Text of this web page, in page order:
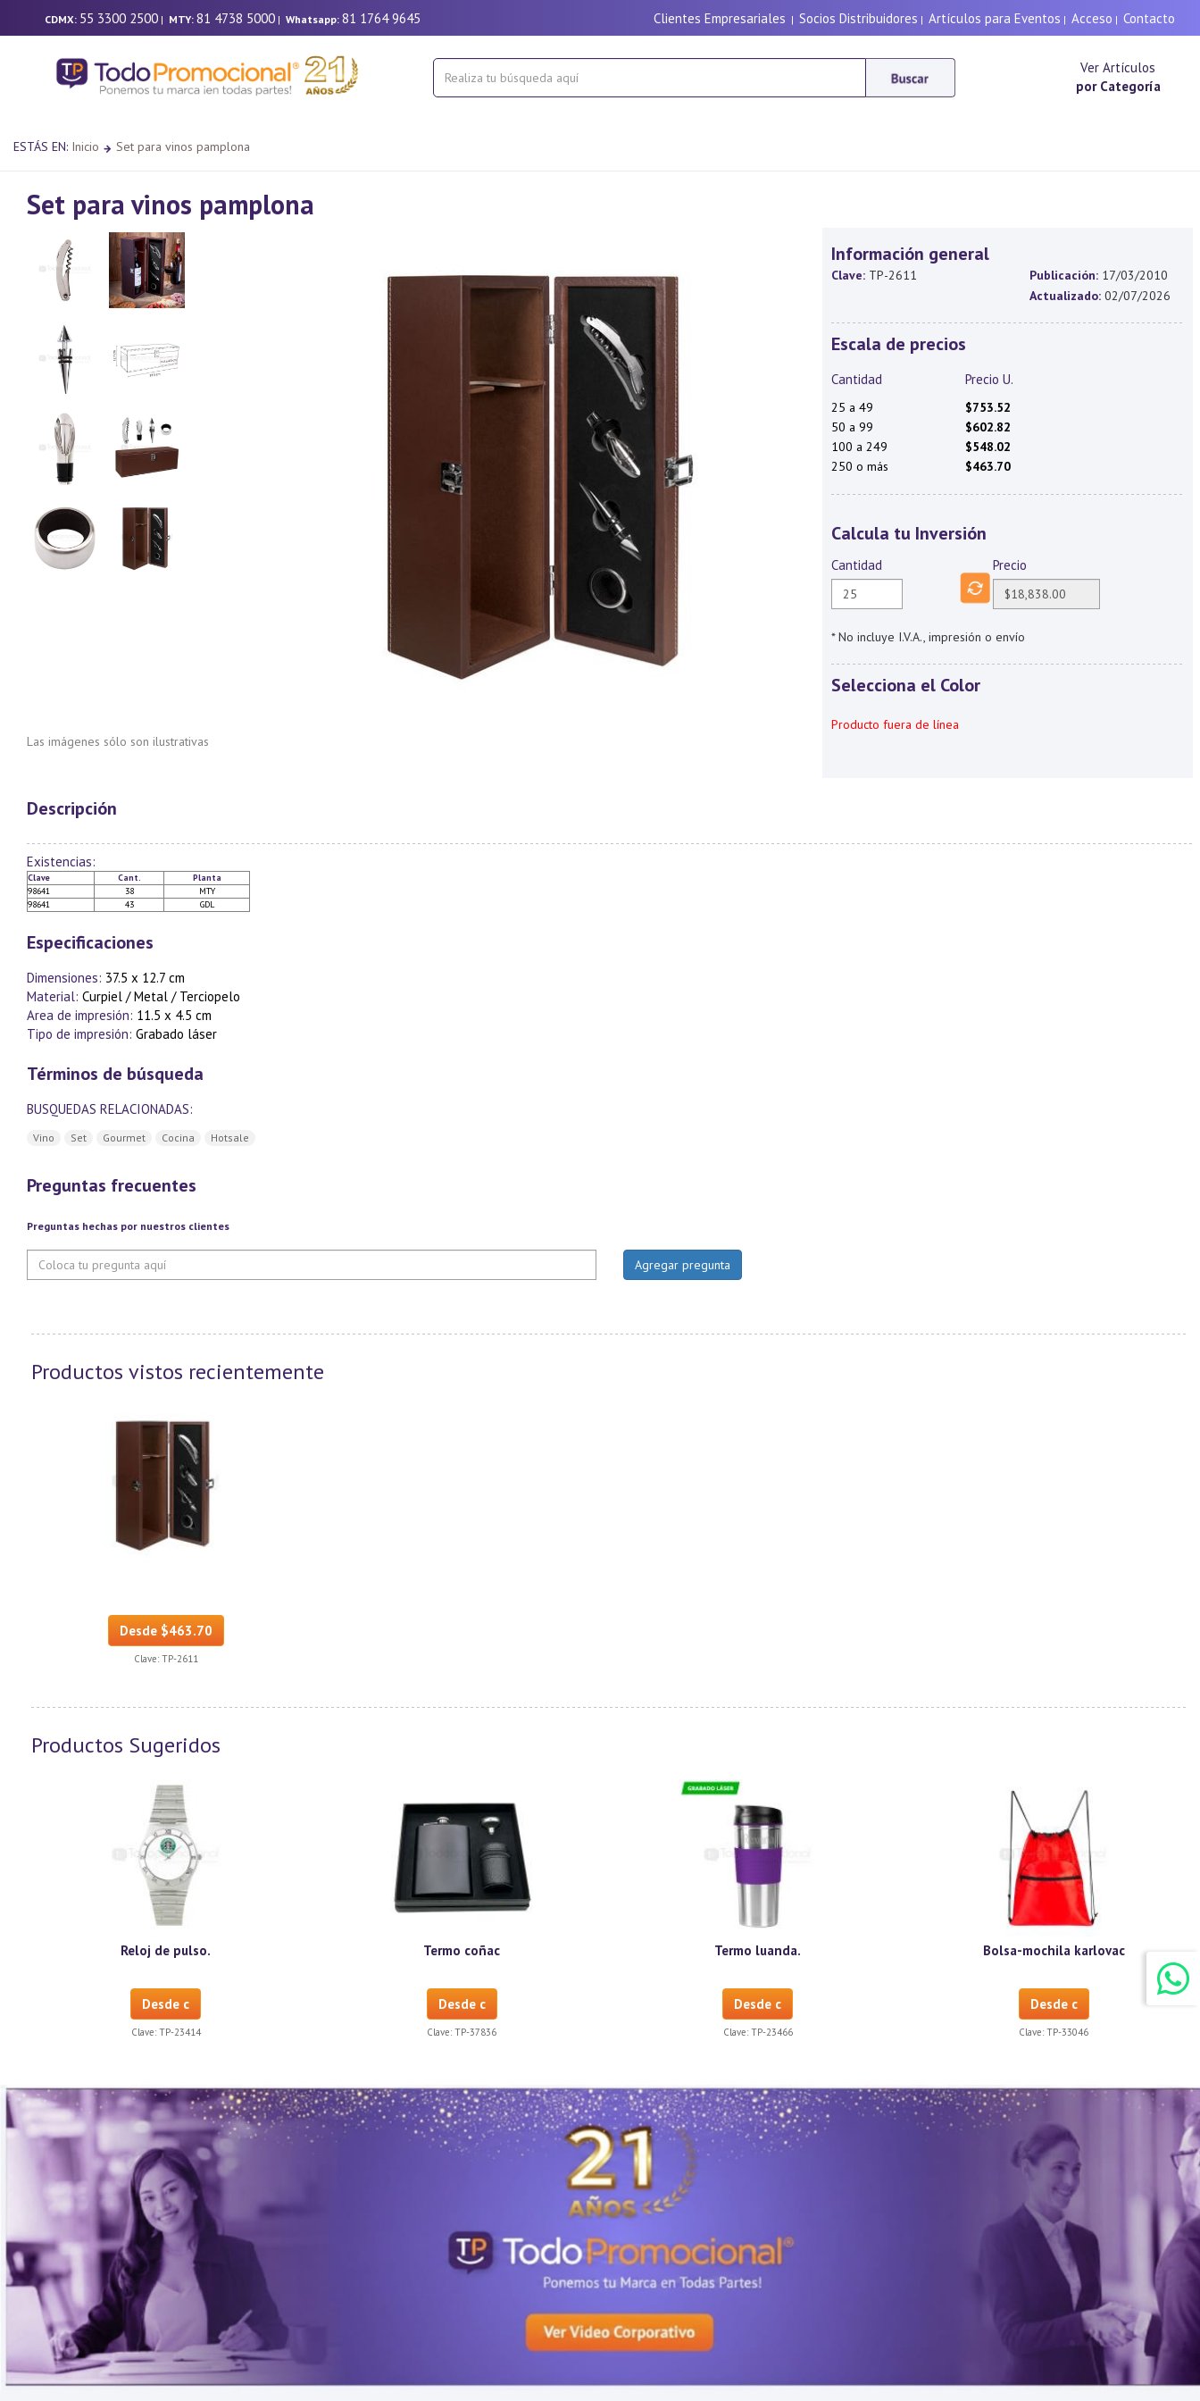
CDMX: 55 3300 2500 | MTY: 81 4738 5000 | Whatsapp: 81 1764 9645 Clientes Empresariales | Socios Distribuidores | Artículos para Eventos | Acceso | Contacto
Ver Artículos
por Categoría
ESTÁS EN: Inicio Set para vinos pamplona
Set para vinos pamplona
Las imágenes sólo son ilustrativas
Información general
Clave: TP-2611 Publicación: 17/03/2010
Actualizado: 02/07/2026
Escala de precios
Cantidad Precio U.
25 a 49
$753.52
50 a 99
$602.82
100 a 249
$548.02
250 o más
$463.70
Calcula tu Inversión
Cantidad Precio
* No incluye I.V.A., impresión o envío
Selecciona el Color
Producto fuera de línea
Descripción
Existencias:
Clave Cant.
Planta
98641
38
MTY
98641
43 GDL
Especificaciones
Dimensiones: 37.5 x 12.7 cm
Material: Curpiel / Metal / Terciopelo
Area de impresión: 11.5 x 4.5 cm
Tipo de impresión: Grabado láser
Términos de búsqueda
BUSQUEDAS RELACIONADAS:
Vino Set Gourmet Cocina Hotsale
Preguntas frecuentes
Preguntas hechas por nuestros clientes
Productos vistos recientemente
Desde $463.70
Clave: TP-2611
Productos Sugeridos
Reloj de pulso.
Desde c
Clave: TP-23414
Termo coñac
Desde c
Clave:TP-37836
Termo luanda.
Desde c
Clave: TP-23466
Bolsa-mochila karlovac
Desde c
Clave:TP-33046